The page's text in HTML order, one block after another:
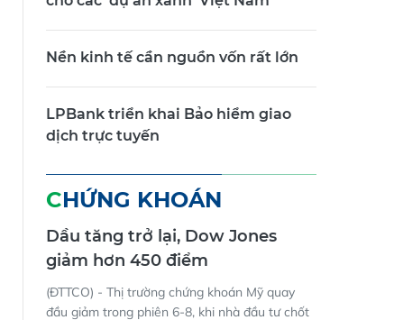
cho các 'dự án xanh' Việt Nam
Nền kinh tế cần nguồn vốn rất lớn
LPBank triển khai Bảo hiểm giao
dịch trực tuyến
CHỨNG KHOÁN
Dầu tăng trở lại, Dow Jones
giảm hơn 450 điểm
(ĐTTCO) - Thị trường chứng khoán Mỹ quay